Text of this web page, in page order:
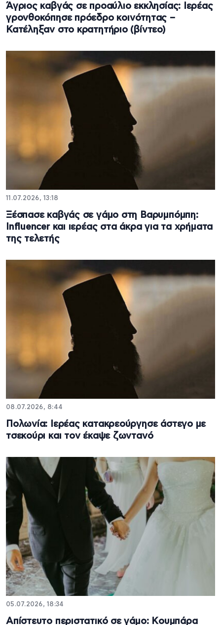
Άγριος καβγάς σε προαύλιο εκκλησίας: Ιερέας
γρονθοκόπησε πρόεδρο κοινότητας –
Κατέληξαν στο κρατητήριο (βίντεο)
11.07.2026, 13:18
Ξέσπασε καβγάς σε γάμο στη Βαρυμπόμπη:
Influencer και ιερέας στα άκρα για τα χρήματα
της τελετής
08.07.2026, 8:44
Πολωνία: Ιερέας κατακρεούργησε άστεγο με
τσεκούρι και τον έκαψε ζωντανό
05.07.2026, 18:34
Απίστευτο περιστατικό σε γάμο: Kουμπάρα